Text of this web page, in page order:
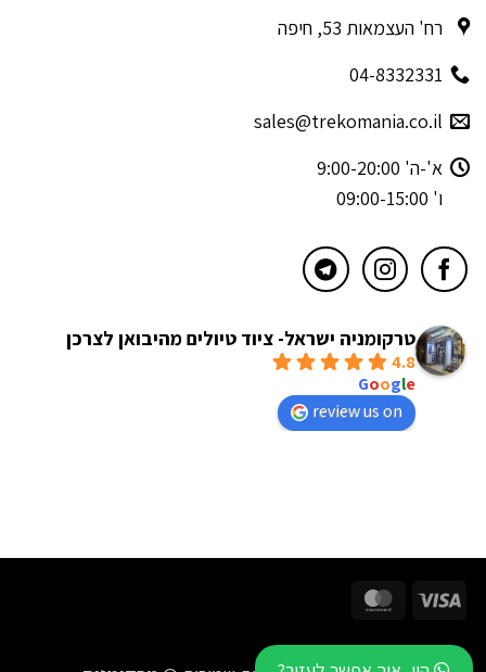
רח' העצמאות 53, חיפה
04-8332331
sales@trekomania.co.il
א'-ה' 9:00-20:00
ו' 09:00-15:00
טרקומניה ישראל- ציוד טיולים מהיבואן לצרכן
4.8
Google
review us on
Visa